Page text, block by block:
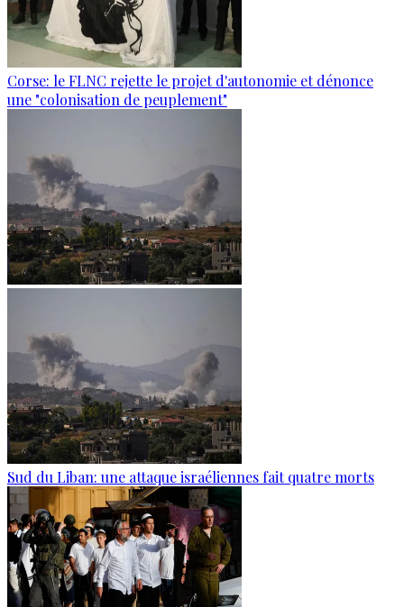
Corse: le FLNC rejette le projet d'autonomie et dénonce
une "colonisation de peuplement"
Sud du Liban: une attaque israéliennes fait quatre morts